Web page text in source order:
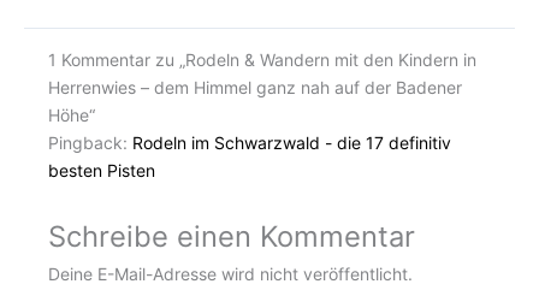
1 Kommentar zu „Rodeln & Wandern mit den Kindern in
Herrenwies – dem Himmel ganz nah auf der Badener
Höhe“
Pingback: Rodeln im Schwarzwald - die 17 definitiv
besten Pisten
Schreibe einen Kommentar
Deine E-Mail-Adresse wird nicht veröffentlicht.